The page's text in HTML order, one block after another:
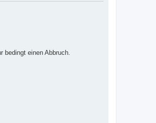
bedingt einen Abbruch.